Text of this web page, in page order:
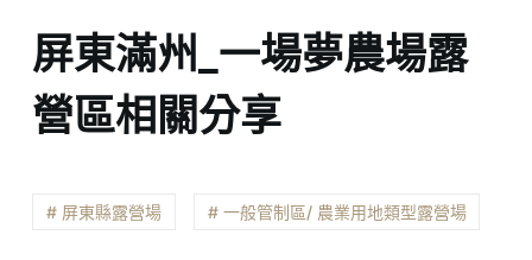
屏東滿州_一場夢農場露
營區相關分享
# 屏東縣露營場 # 一般管制區/ 農業用地類型露營場